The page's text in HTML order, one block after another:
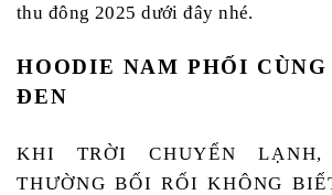
thu đông 2025 dưới đây nhé.
HOODIE NAM PHỐI
ĐEN
KHI TRỜI CHUYỂN
THƯỜNG BỐI RỐI KHÔNG